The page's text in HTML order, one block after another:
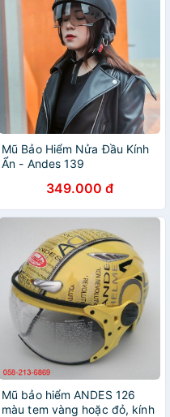
Mũ Bảo Hiểm Nửa Đầu Kính
Ẩn - Andes 139
349.000 đ
Mũ bảo hiểm ANDES 126
màu tem vàng hoặc đỏ, kính